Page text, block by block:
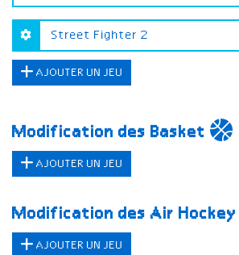
AJOUTER UN JEU
Modification des Basket
AJOUTER UN JEU
Modification des Air Hockey
AJOUTER UN JEU